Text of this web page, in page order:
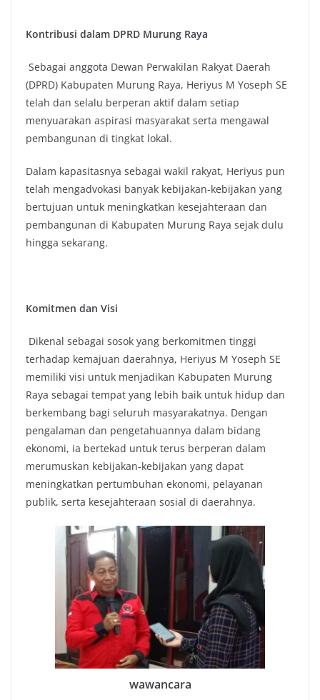
Kontribusi dalam DPRD Murung Raya
Sebagai anggota Dewan Perwakilan Rakyat Daerah
(DPRD) Kabupaten Murung Raya, Heriyus M Yoseph SE
telah dan selalu berperan aktif dalam setiap
menyuarakan aspirasi masyarakat serta mengawal
pembangunan di tingkat lokal.
Dalam kapasitasnya sebagai wakil rakyat, Heriyus pun
telah mengadvokasi banyak kebijakan-kebijakan yang
bertujuan untuk meningkatkan kesejahteraan dan
pembangunan di Kabupaten Murung Raya sejak dulu
hingga sekarang.
Komitmen dan Visi
Dikenal sebagai sosok yang berkomitmen tinggi
terhadap kemajuan daerahnya, Heriyus M Yoseph SE
memiliki visi untuk menjadikan Kabupaten Murung
Raya sebagai tempat yang lebih baik untuk hidup dan
berkembang bagi seluruh masyarakatnya. Dengan
pengalaman dan pengetahuannya dalam bidang
ekonomi, ia bertekad untuk terus berperan dalam
merumuskan kebijakan-kebijakan yang dapat
meningkatkan pertumbuhan ekonomi, pelayanan
publik, serta kesejahteraan sosial di daerahnya.
wawancara